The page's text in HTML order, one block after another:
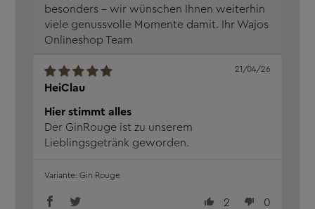
besonders – wir wünschen Ihnen weiterhin
viele genussvolle Momente damit. Ihr Wajos
Onlineshop Team
HeiClau
21/04/26
Hier stimmt alles
Der GinRouge ist zu unserem
Lieblingsgetränk geworden.
2 0
Gin Rouge